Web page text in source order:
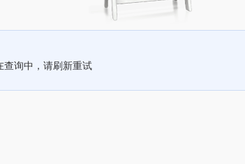
查询中，请刷新重试